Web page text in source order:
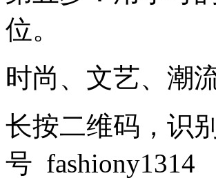
位。
时尚、文艺、潮
长按二维码，识
号 fashiony1314